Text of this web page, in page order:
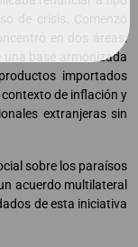
de crisis. Comenzó
en dos áreas:
base armonizada
importados
de inflación y
extranjeras sin
sobre los paraísos
acuerdo multilateral
de esta iniciativa